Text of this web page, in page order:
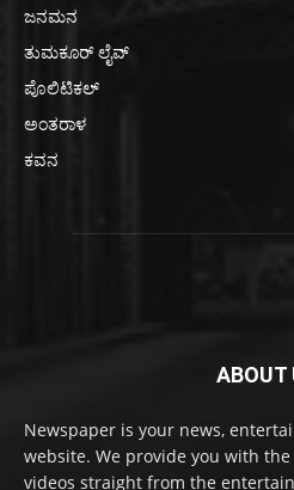
ಜನಮನ
ತುಮಕೂರ್ ಲೈವ್
ಪೊಲಿಟಿಕಲ್
ಅಂತರಾಳ
ಕವನ
ABOUT
Newspaper is your news,
website. We provide you with
videos straight from the